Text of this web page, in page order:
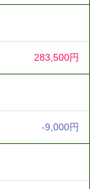
283,500円
-9,000円